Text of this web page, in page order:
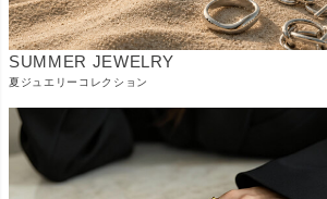
SUMMER JEWELRY
夏ジュエリーコレクション